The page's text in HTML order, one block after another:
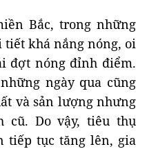
Bắc, trong những
tiết khá nắng nóng, oi
đợt nóng đỉnh điểm.
ngày qua cũng
và sản lượng nhưng
cũ. Do vậy, tiêu thụ
tiếp tục tăng lên, gia